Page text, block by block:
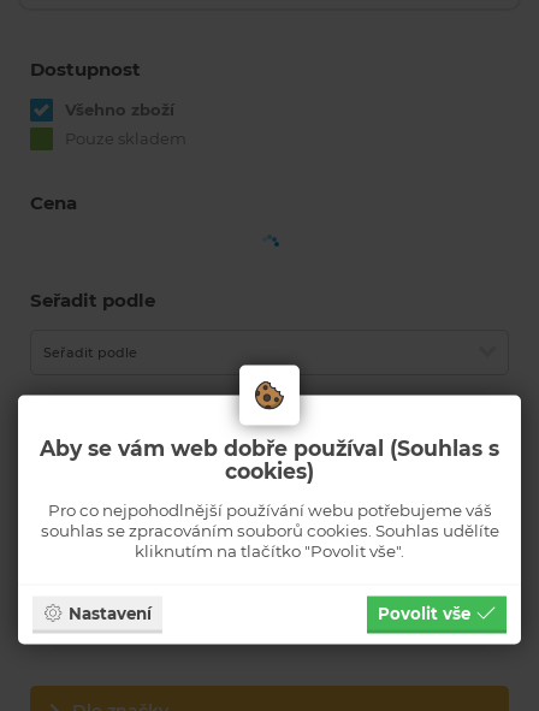
Aby se vám web dobře používal (Souhlas s
cookies)
Pro co nejpohodlnější používání webu potřebujeme váš
souhlas se zpracováním souborů cookies. Souhlas udělíte
kliknutím na tlačítko "Povolit vše".
Nastavení Povolit vše
Dostupnost
Všehno zboží
Pouze skladem
Cena
Seřadit podle
Seřadit podle
Výrobci
HERLITZ